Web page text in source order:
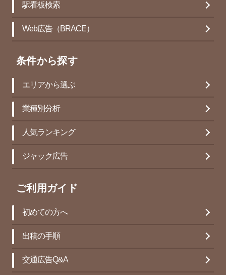
駅看板検索
Web広告（BRACE）
条件から探す
エリアから選ぶ
業種別分析
人気ランキング
ジャック広告
ご利用ガイド
初めての方へ
出稿の手順
交通広告Q&A